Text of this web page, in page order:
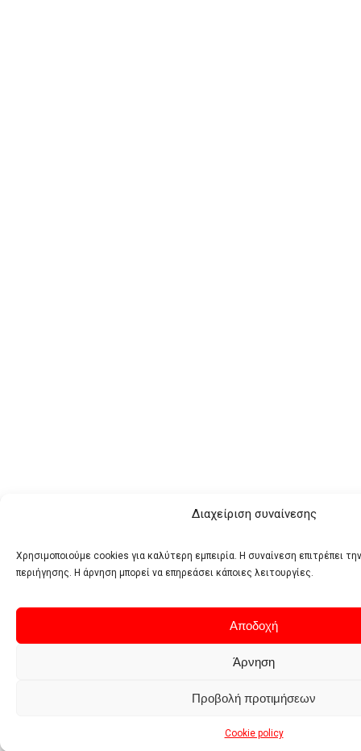
Διαχείριση συναίνεσης
Χρησιμοποιούμε cookies για καλύτερη εμπειρία. Η συναίνεση επιτρέπει
περιήγησης. Η άρνηση μπορεί να επηρεάσει κάποιες λειτουργίες.
Αποδοχή
Άρνηση
Προβολή προτιμήσεων
Cookie policy